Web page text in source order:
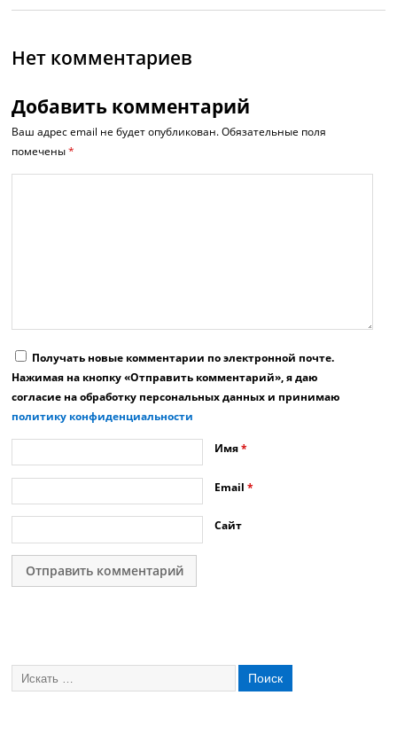
Нет комментариев
Добавить комментарий
Ваш адрес email не будет опубликован. Обязательные поля
помечены*
Получать новые комментарии по электронной почте.
Нажимая на кнопку «Отправить комментарий», я даю
согласие на обработку персональных данных и принимаю
политику конфиденциальности
Имя*
Email*
Сайт